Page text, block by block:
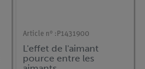
Article n° : P1431900
L'effet de l'aimant
pource entre les